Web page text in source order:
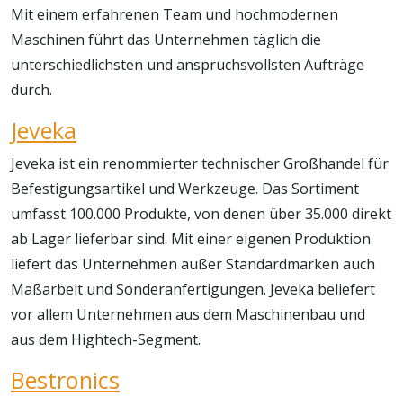
Mit einem erfahrenen Team und hochmodernen
Maschinen führt das Unternehmen täglich die
unterschiedlichsten und anspruchsvollsten Aufträge
durch.
Jeveka
Jeveka ist ein renommierter technischer Großhandel für
Befestigungsartikel und Werkzeuge. Das Sortiment
umfasst 100.000 Produkte, von denen über 35.000 direkt
ab Lager lieferbar sind. Mit einer eigenen Produktion
liefert das Unternehmen außer Standardmarken auch
Maßarbeit und Sonderanfertigungen. Jeveka beliefert
vor allem Unternehmen aus dem Maschinenbau und
aus dem Hightech-Segment.
Bestronics